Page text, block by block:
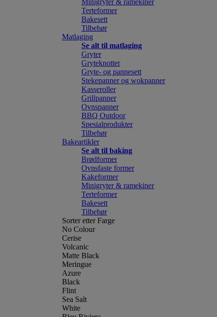
Minigryter & ramekiner
Terteformer
Bakesett
Tilbehør
Matlaging
Se alt til matlaging
Gryter
Gryteknotter
Gryte- og pannesett
Stekepanner og wokpanner
Kasseroller
Grillpanner
Ovnspanner
BBQ Outdoor
Spesialprodukter
Tilbehør
Bakeartikler
Se alt til baking
Brødformer
Ovnsfaste former
Kakeformer
Minigryter & ramekiner
Terteformer
Bakesett
Tilbehør
Sorter etter Farge
No Colour
Cerise
Volcanic
Matte Black
Meringue
Azure
Black
Flint
Sea Salt
White